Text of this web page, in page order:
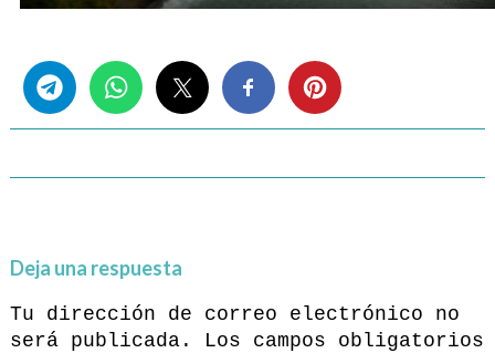
Deja una respuesta
Tu dirección de correo electrónico no
será publicada.
Los campos obligatorios